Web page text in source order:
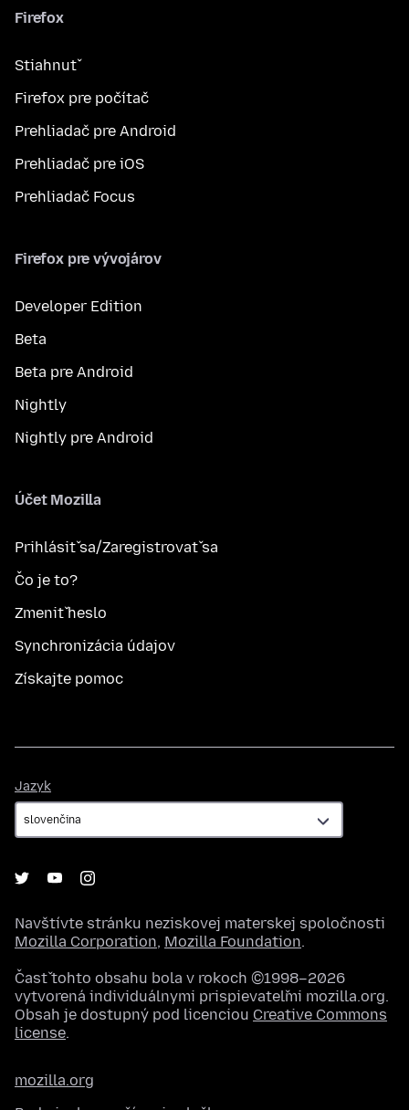
Firefox
Stiahnuť
Firefox pre počítač
Prehliadač pre Android
Prehliadač pre iOS
Prehliadač Focus
Firefox pre vývojárov
Developer Edition
Beta
Beta pre Android
Nightly
Nightly pre Android
Účet Mozilla
Prihlásiť sa/Zaregistrovať sa
Čo je to?
Zmeniť heslo
Synchronizácia údajov
Získajte pomoc
Jazyk
Navštívte stránku neziskovej materskej spoločnosti
Mozilla Corporation, Mozilla Foundation.
Časť tohto obsahu bola v rokoch ©1998–2026
vytvorená individuálnymi prispievateľmi mozilla.org.
Obsah je dostupný pod licenciou Creative Commons
license.
mozilla.org